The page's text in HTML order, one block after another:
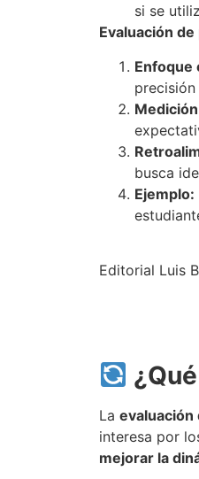
si se
Evaluación
Enfoque
busca
Ejemplo:
Editorial Luis
La evaluación
interesa por
mejorar la